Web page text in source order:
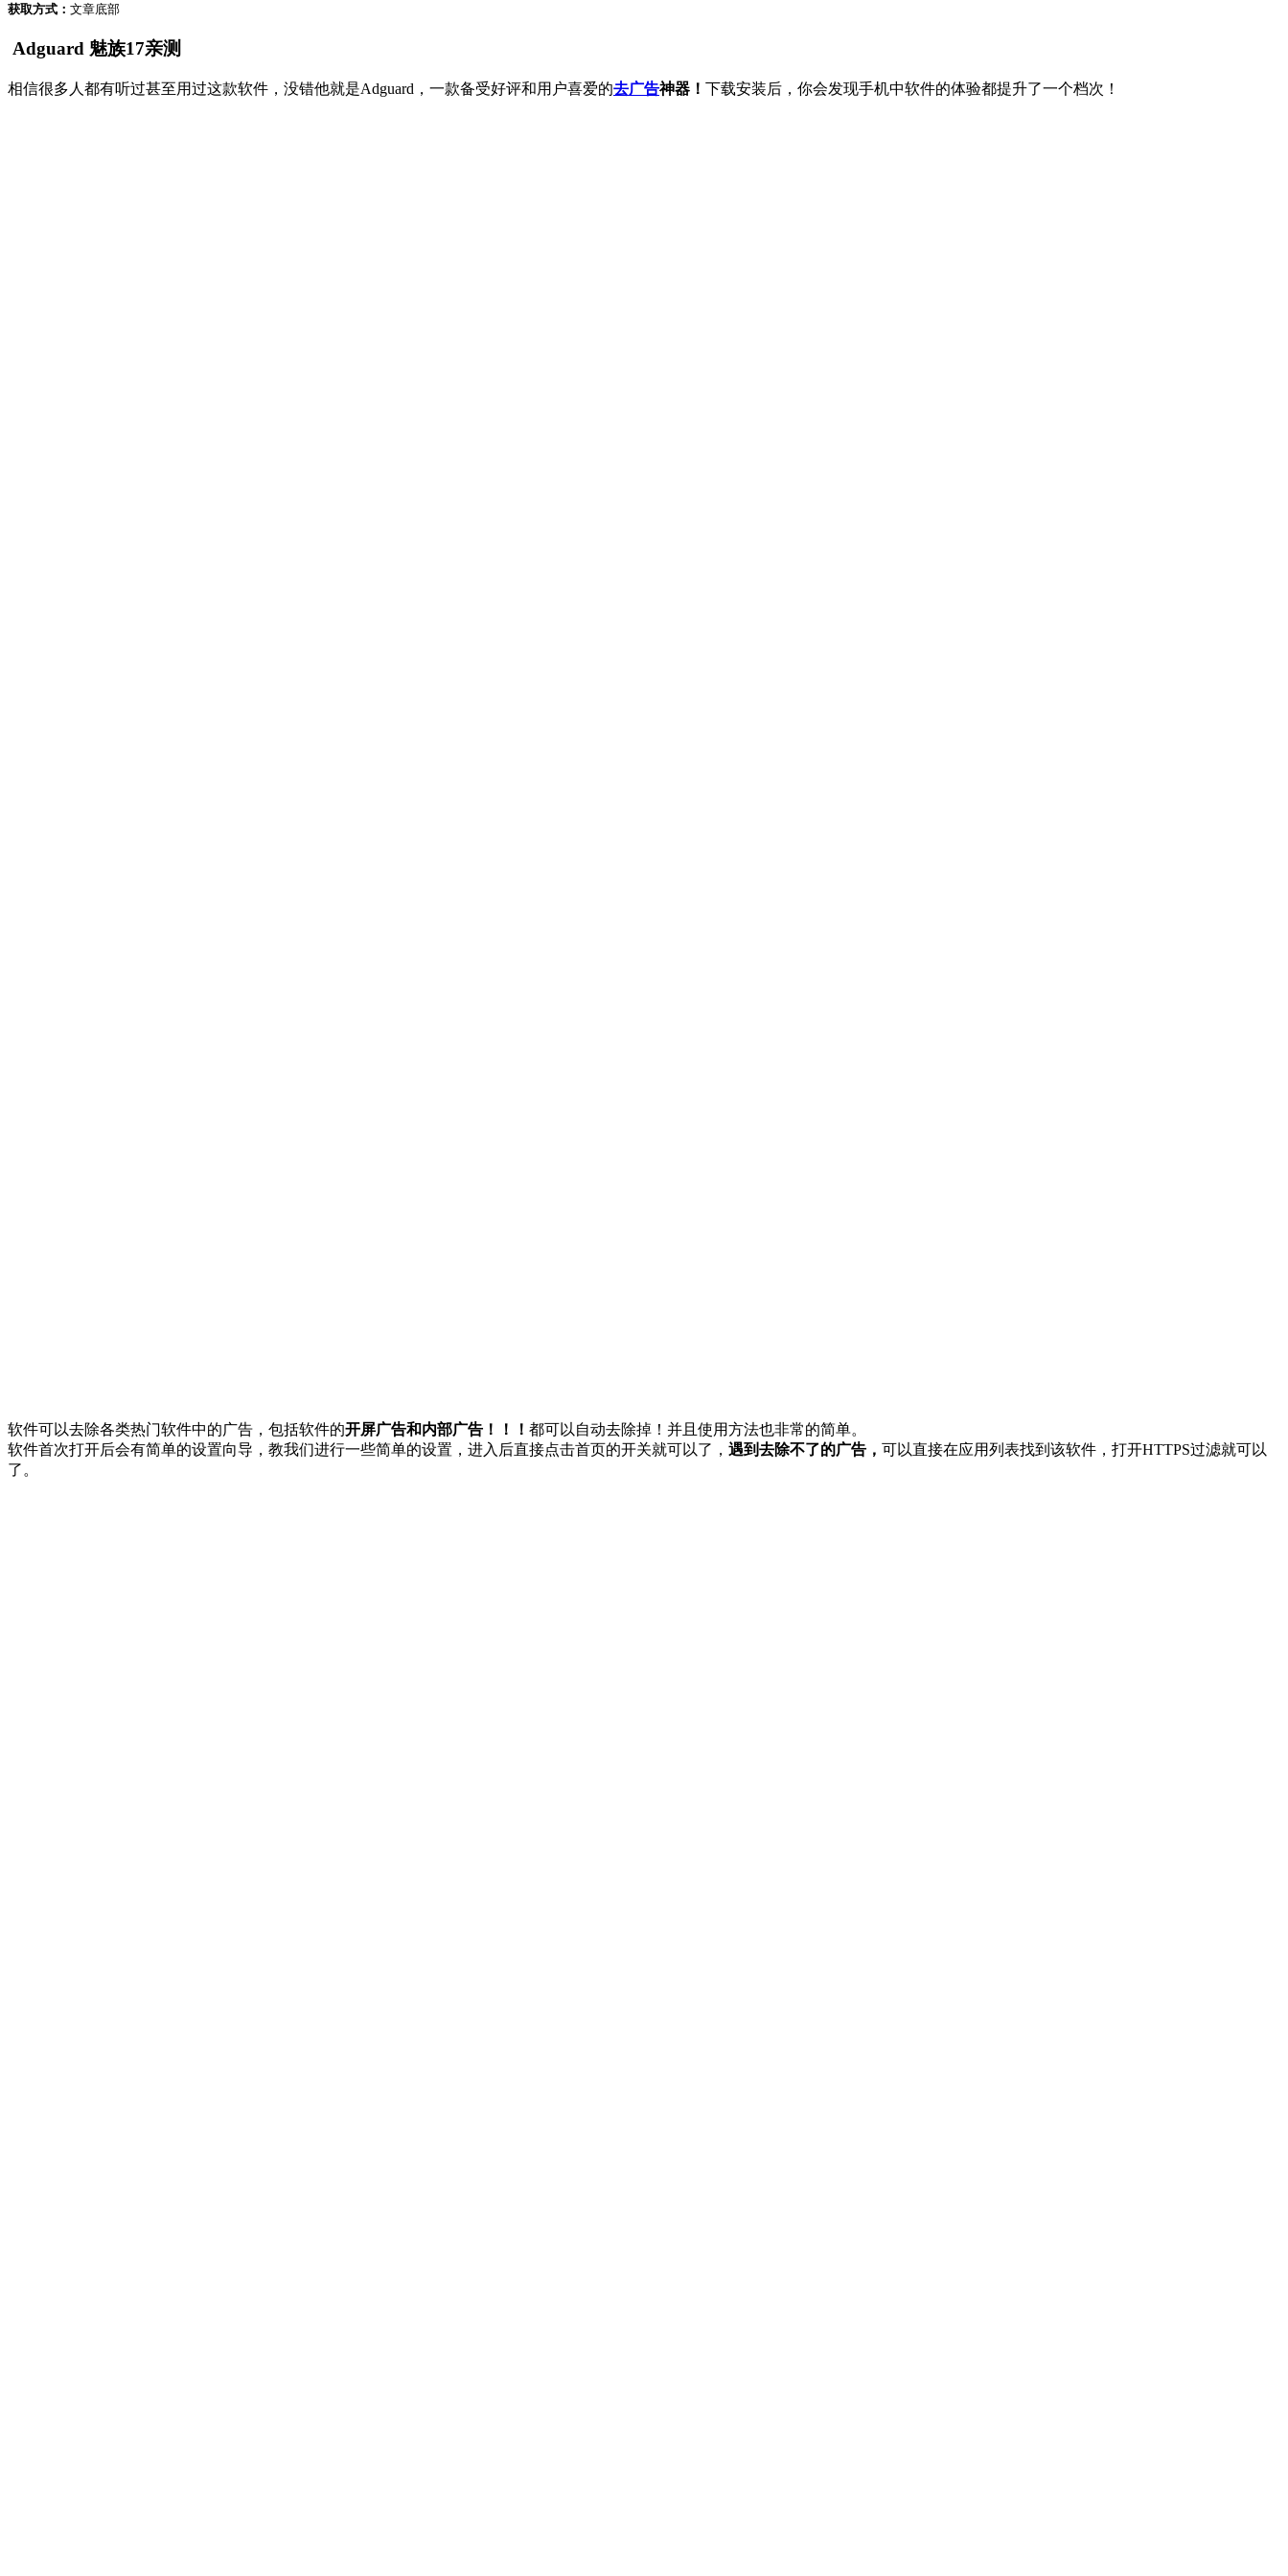
获取方式： 文章底部
Adguard 魅族17亲测
相信很多人都有听过甚至用过这款软件，没错他就是Adguard，一款备受好评和用户喜爱的去广告神器！ 下载安装后，你会发现手机中软件的体验都提升了一个档次！
软件可以去除各类热门软件中的广告，包括软件的开屏广告和内部广告！！！ 都可以自动去除掉！并且使用方法也非常的简单。
软件首次打开后会有简单的设置向导，教我们进行一些简单的设置，进入后直接点击首页的开关就可以了， 遇到去除不了的广告， 可以直接在应用列表找到该软件，打开HTTPS过滤就可以
了。